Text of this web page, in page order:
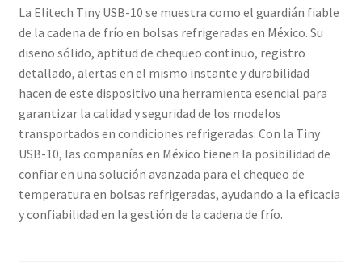
La Elitech Tiny USB-10 se muestra como el guardián fiable
de la cadena de frío en bolsas refrigeradas en México. Su
diseño sólido, aptitud de chequeo continuo, registro
detallado, alertas en el mismo instante y durabilidad
hacen de este dispositivo una herramienta esencial para
garantizar la calidad y seguridad de los modelos
transportados en condiciones refrigeradas. Con la Tiny
USB-10, las compañías en México tienen la posibilidad de
confiar en una solución avanzada para el chequeo de
temperatura en bolsas refrigeradas, ayudando a la eficacia
y confiabilidad en la gestión de la cadena de frío.